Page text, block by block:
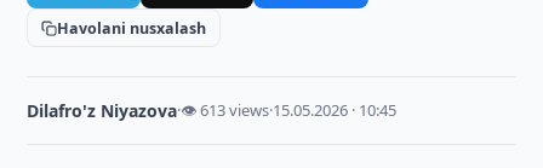
Havolani nusxalash
Dilafro'z Niyazova·👁 613 views·15.05.2026 · 10:45